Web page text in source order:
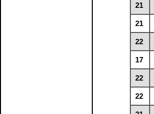
21
21
22
17
22
22